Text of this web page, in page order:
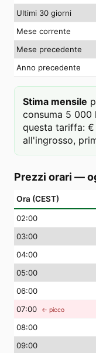
Ultimi 30 giorni
Mese corrente
Mese precedente
Anno precedente
Stima mensile
consuma 5 000
questa tariffa:
all'ingrosso,
Prezzi orari —
Ora (CEST)
02:00
03:00
04:00
05:00
06:00
07:00 ← picco
08:00
09:00